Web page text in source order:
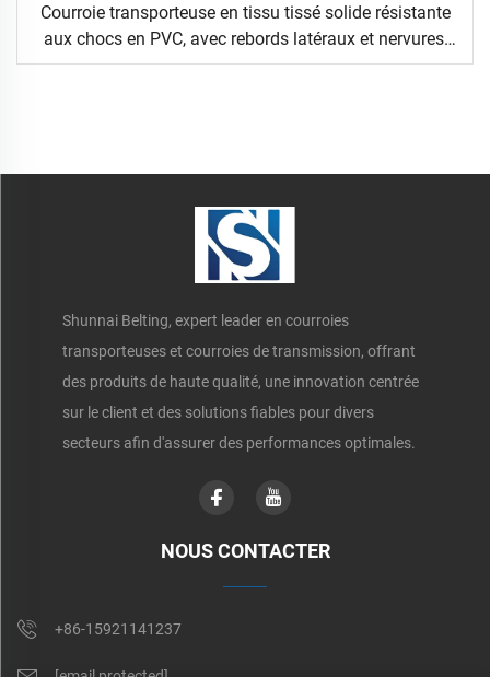
Courroie transporteuse en tissu tissé solide résistante
aux chocs en PVC, avec rebords latéraux et nervures,
pour tapis roulant de marche ou de course
Shunnai Belting, expert leader en courroies
transporteuses et courroies de transmission, offrant
des produits de haute qualité, une innovation centrée
sur le client et des solutions fiables pour divers
secteurs afin d'assurer des performances optimales.
NOUS CONTACTER
+86-15921141237